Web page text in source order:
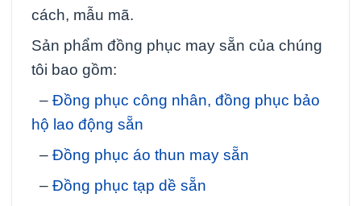
cách, mẫu mã.
Sản phẩm đồng phục may sẵn của chúng
tôi bao gồm:
– Đồng phục công nhân, đồng phục bảo
hộ lao động sẵn
– Đồng phục áo thun may sẵn
– Đồng phục tạp dề sẵn